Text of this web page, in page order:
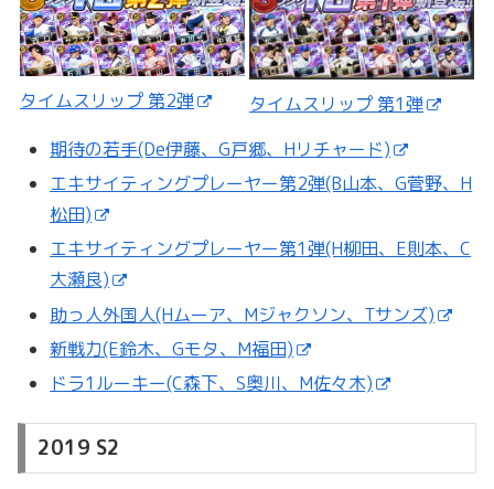
タイムスリップ 第2弾
タイムスリップ 第1弾
期待の若手(De伊藤、G戸郷、Hリチャード)
エキサイティングプレーヤー第2弾(B山本、G菅野、H
松田)
エキサイティングプレーヤー第1弾(H柳田、E則本、C
大瀬良)
助っ人外国人(Hムーア、Mジャクソン、Tサンズ)
新戦力(E鈴木、Gモタ、M福田)
ドラ1ルーキー(C森下、S奥川、M佐々木)
2019 S2